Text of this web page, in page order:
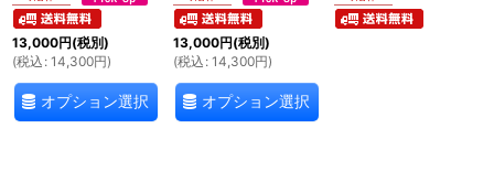
13,000円(税別)
(税込 : 14,300円)
オプション選択
13,000円(税別)
(税込 : 14,300円)
オプション選択